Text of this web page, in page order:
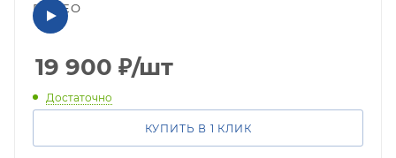
ВИДЕО
19 900 ₽/шт
Достаточно
КУПИТЬ В 1 КЛИК